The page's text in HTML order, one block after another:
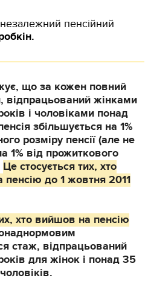
пенсійний
що за кожен повний
відпрацьований жінками
і чоловіками понад
збільшується на 1%
розміру пенсії (але не
1% від прожиткового
Це стосується тих, хто
до 1 жовтня 2011
хто вийшов на пенсію
стаж, відпрацьований
для жінок і понад 35